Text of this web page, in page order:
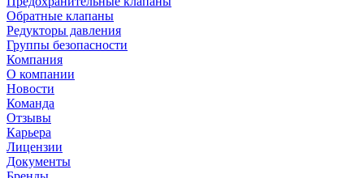
Обратные клапаны
Редукторы давления
Группы безопасности
Компания
О компании
Новости
Команда
Отзывы
Карьера
Лицензии
Документы